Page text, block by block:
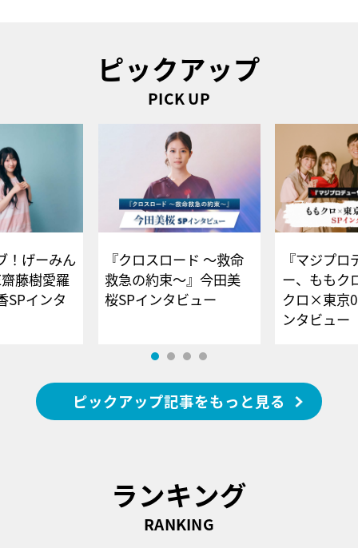
ピックアップ
PICK UP
！げーみん
藤樹愛羅
SPインタ
『クロスロード ～救命
救急の約束～』今田美
桜SPインタビュー
『マジプロ
ー、ももク
クロ×東京
ンタビュー
ピックアップ記事をもっと見る
ランキング
RANKING